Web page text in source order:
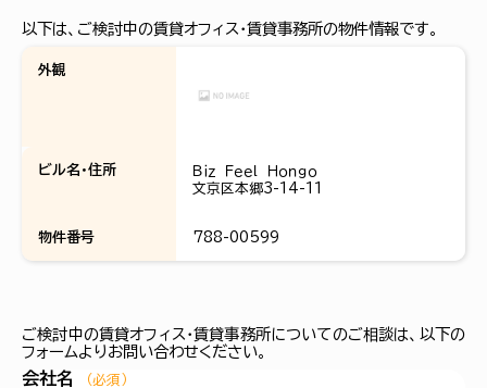
以下は、ご検討中の賃貸オフィス・賃貸事務所の物件情報です。
外観
ビル名・住所
Ｂｉｚ Ｆｅｅｌ Ｈｏｎｇｏ
文京区本郷3-14-11
物件番号 788-00599
ご検討中の賃貸オフィス・賃貸事務所についてのご相談は、以下の
フォームよりお問い合わせください。
会社名 （必須）